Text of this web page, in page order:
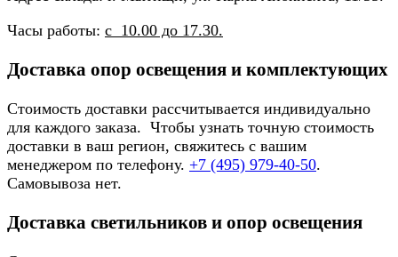
Часы работы: с 10.00 до 17.30.
Доставка опор освещения и комплектующих
Стоимость доставки рассчитывается индивидуально
для каждого заказа. Чтобы узнать точную стоимость
доставки в ваш регион, свяжитесь с вашим
менеджером по телефону. +7 (495) 979-40-50.
Самовывоза нет.
Доставка светильников и опор освещения